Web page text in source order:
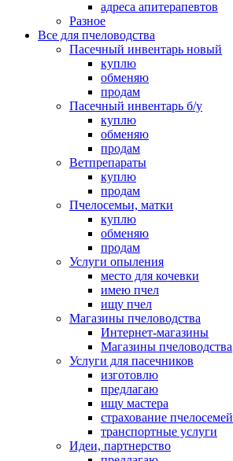
адреса апитерапевтов
Разное
Все для пчеловодства
Пасечный инвентарь новый
куплю
обменяю
продам
Пасечный инвентарь б/у
куплю
обменяю
продам
Ветпрепараты
куплю
продам
Пчелосемьи, матки
куплю
обменяю
продам
Услуги опыления
место для кочевки
имею пчел
ищу пчел
Магазины пчеловодства
Интернет-магазины
Магазины пчеловодства
Услуги для пасечников
изготовлю
предлагаю
ищу мастера
страхование пчелосемей
транспортные услуги
Идеи, партнерство